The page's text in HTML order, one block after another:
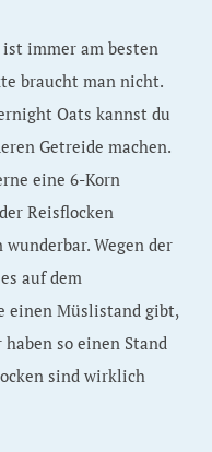
immer am besten
braucht man nicht.
Oats kannst du
Getreide machen.
eine 6-Korn
Reisflocken
Wegen der
auf dem
einen Müslistand gibt,
so einen Stand
sind wirklich